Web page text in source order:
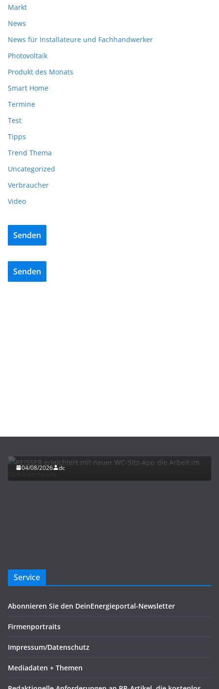
Markt
News
News für Installateure und Fachhandwerker
Photovoltaik
Produkt des Monats
Smart Home
Termine
Test
Tipps
Trend Thema
Uncategorized
Verbraucher
Video
Senden
Senden
04/08/2026 dc
Service
Abonnieren Sie den DeinEnergieportal-Newsletter
Firmenportraits
Impressum/Datenschutz
Mediadaten + Themen